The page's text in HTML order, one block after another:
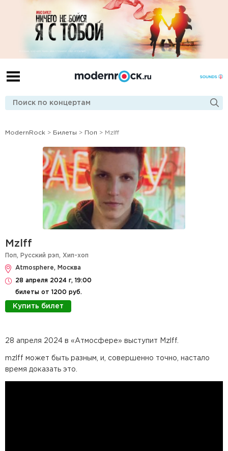
ModernRock > Билеты > Поп > Mzlff
Mzlff
Поп, Русский рэп, Хип-хоп
Atmosphere, Москва
28 апреля 2024 г, 19:00
билеты от 1200 руб.
Купить билет
28 апреля 2024 в «Атмосфере» выступит Mzlff.
mzlff может быть разным, и, совершенно точно, настало
время доказать это.